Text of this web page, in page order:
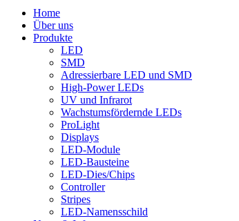
Home
Über uns
Produkte
LED
SMD
Adressierbare LED und SMD
High-Power LEDs
UV und Infrarot
Wachstumsfördernde LEDs
ProLight
Displays
LED-Module
LED-Bausteine
LED-Dies/Chips
Controller
Stripes
LED-Namensschild